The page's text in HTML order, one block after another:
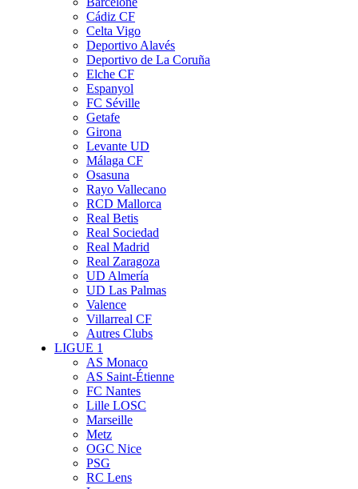
Cádiz CF
Celta Vigo
Deportivo Alavés
Deportivo de La Coruña
Elche CF
Espanyol
FC Séville
Getafe
Girona
Levante UD
Málaga CF
Osasuna
Rayo Vallecano
RCD Mallorca
Real Betis
Real Sociedad
Real Madrid
Real Zaragoza
UD Almería
UD Las Palmas
Valence
Villarreal CF
Autres Clubs
LIGUE 1
AS Monaco
AS Saint-Étienne
FC Nantes
Lille LOSC
Marseille
Metz
OGC Nice
PSG
RC Lens